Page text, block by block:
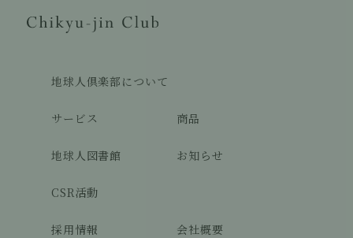
地球人倶楽部について
サービス 商品
地球人図書館 お知らせ
CSR活動
採用情報 会社概要